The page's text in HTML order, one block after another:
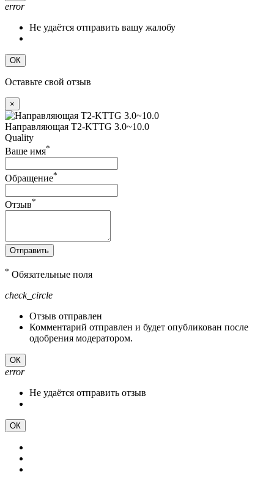
error
Не удаётся отправить вашу жалобу
ОК
Оставьте свой отзыв
×
Направляющая T2-KTTG 3.0~10.0
Quality
Ваше имя*
Обращение*
Отзыв*
Отправить
* Обязательные поля
check_circle
Отзыв отправлен
Комментарий отправлен и будет опубликован после
одобрения модератором.
ОК
error
Не удаётся отправить отзыв
ОК